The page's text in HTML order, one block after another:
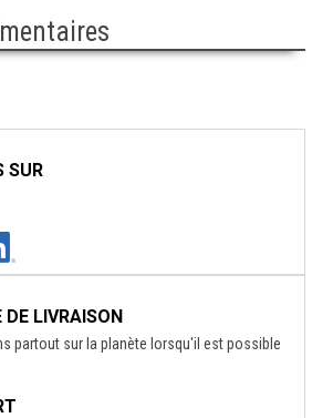
SUR
DE LIVRAISON
partout sur la planète lorsqu'il est possible